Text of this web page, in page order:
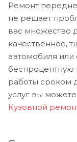
Ремонт
не решает
вас множество
качественное,
автомобиля
беспроцентную
работы сроком
услуг вы
Кузовной